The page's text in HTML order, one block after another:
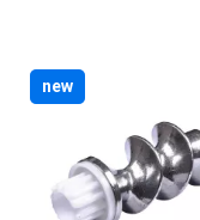
new